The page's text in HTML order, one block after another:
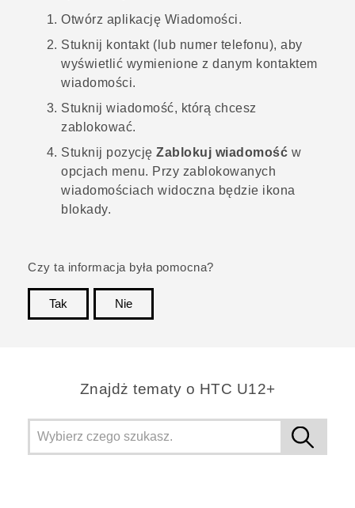
Otwórz aplikację Wiadomości.
Stuknij kontakt (lub numer telefonu), aby
wyświetlić wymienione z danym kontaktem
wiadomości.
Stuknij wiadomość, którą chcesz
zablokować.
Stuknij pozycję Zablokuj wiadomość w
opcjach menu. Przy zablokowanych
wiadomościach widoczna będzie ikona
blokady.
Czy ta informacja była pomocna?
Tak
Nie
Znajdż tematy o HTC U12+